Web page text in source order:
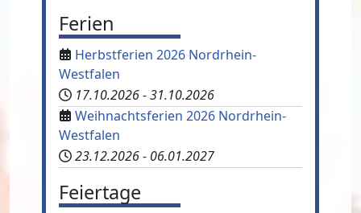
Ferien
Herbstferien 2026 Nordrhein-
Westfalen
17.10.2026-31.10.2026
Weihnachtsferien 2026 Nordrhein-
Westfalen
23.12.2026- 06.01.2027
Feiertage